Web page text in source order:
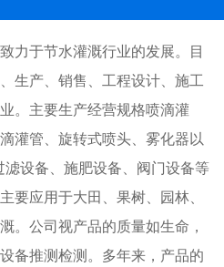
力于节水灌溉行业的发展。目
生产、销售、工程设计、施工
。主要生产经营规格喷滴灌
灌管、旋转式喷头、雾化器以
设备、施肥设备、阀门设备等
要应用于大田、果树、园林、
。公司视产品的质量如生命，
备推测检测。多年来，产品的